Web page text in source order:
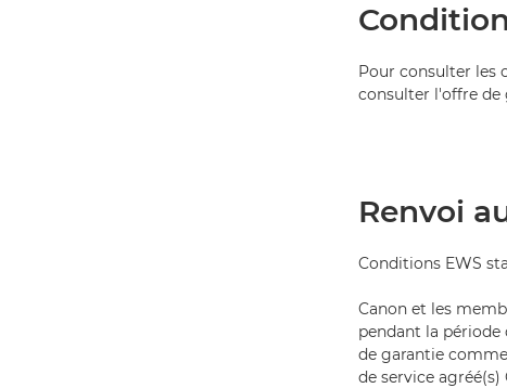
Pour consulter les
consulter l'offre de
Renvoi
Conditions EWS
Canon et les
pendant la
de garantie
de service